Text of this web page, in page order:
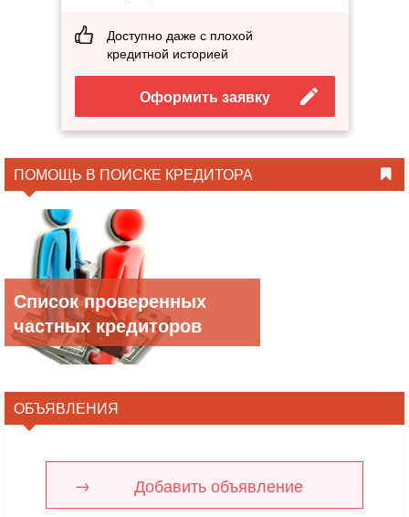
Доступно даже с плохой
кредитной историей
Оформить заявку
ПОМОЩЬ В ПОИСКЕ КРЕДИТОРА
Список проверенных
частных кредиторов
ОБЪЯВЛЕНИЯ
Добавить объявление